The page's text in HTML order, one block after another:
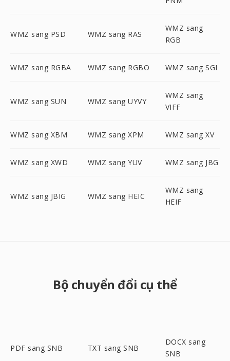
WMZ sang PSD WMZ sang RAS
WMZ sang
RGB
WMZ sang RGBA WMZ sang RGBO WMZ sang SGI
WMZ sang SUN WMZ sang UYVY
WMZ sang
VIFF
WMZ sang XBM WMZ sang XPM WMZ sang XV
WMZ sang XWD WMZ sang YUV WMZ sang JBG
WMZ sang JBIG WMZ sang HEIC
WMZ sang
HEIF
Bộ chuyển đổi cụ thể
PDF sang SNB TXT sang SNB
DOCX sang
SNB